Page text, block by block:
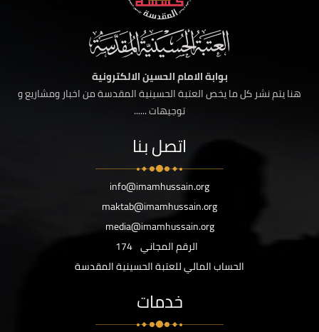
بوابة الامام الحسين الالكترونية
هنا يتم نشر كل ما يخص العتبة الحسينية المقدسة من اخبار ومشاريع و
توجيهات ......
اتصل بنا
info@imamhussain.org
maktab@imamhussain.org
media@imamhussain.org
الرقم المجاني 174
الحساب المالي للعتبة الحسينية المقدسة
خدمات